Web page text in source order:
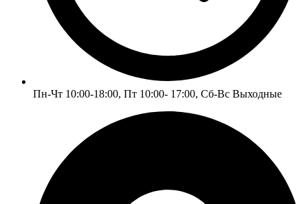
Пн-Чт 10:00-18:00, Пт 10:00- 17:00, Сб-Вс Выходные